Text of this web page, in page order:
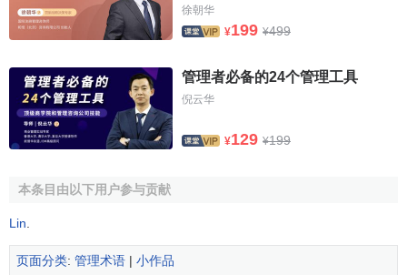
徐朝华
¥199 ¥499
管理者必备的24个管理工具
倪云华
¥129 ¥199
本条目由以下用户参与贡献
Lin
页面分类: 管理术语 | 小作品